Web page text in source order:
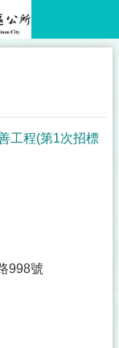
工程(第1次招標
998號